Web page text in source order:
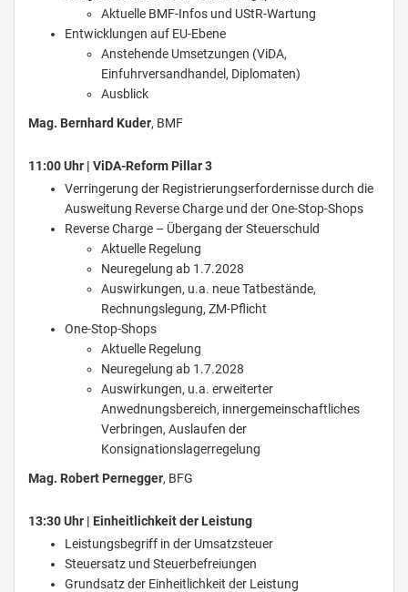
Aktuelle BMF-Infos und UStR-Wartung
Entwicklungen auf EU-Ebene
Anstehende Umsetzungen (ViDA,
Einfuhrversandhandel, Diplomaten)
Ausblick
Mag. Bernhard Kuder, BMF
11:00 Uhr | ViDA-Reform Pillar 3
Verringerung der Registrierungserfordernisse durch die
Ausweitung Reverse Charge und der One-Stop-Shops
Reverse Charge – Übergang der Steuerschuld
Aktuelle Regelung
Neuregelung ab 1.7.2028
Auswirkungen, u.a. neue Tatbestände,
Rechnungslegung, ZM-Pflicht
One-Stop-Shops
Aktuelle Regelung
Neuregelung ab 1.7.2028
Auswirkungen, u.a. erweiterter
Anwednungsbereich, innergemeinschaftliches
Verbringen, Auslaufen der
Konsignationslagerregelung
Mag. Robert Pernegger, BFG
13:30 Uhr | Einheitlichkeit der Leistung
Leistungsbegriff in der Umsatzsteuer
Steuersatz und Steuerbefreiungen
Grundsatz der Einheitlichkeit der Leistung